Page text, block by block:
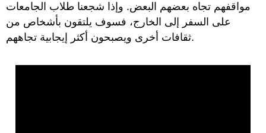
مواقفهم تجاه بعضهم البعض. وإذا شجعنا طلاب الجامعات
على السفر إلى الخارج، فسوف يلتقون بأشخاص من
ثقافات أخرى ويصبحون أكثر إيجابية تجاههم.